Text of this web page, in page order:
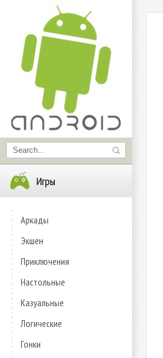
Игры
Аркады
Экшен
Приключения
Настольные
Казуальные
Логические
Гонки